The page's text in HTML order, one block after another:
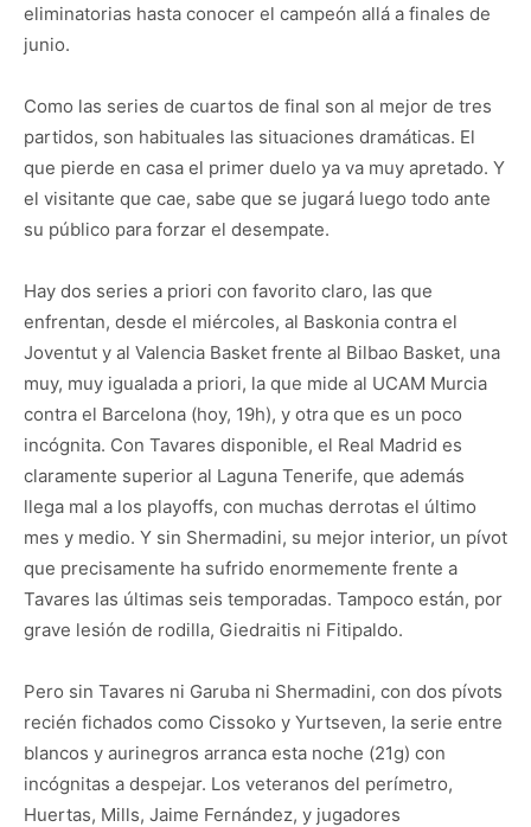
eliminatorias hasta conocer el campeón allá a finales de
junio.
Como las series de cuartos de final son al mejor de tres
partidos, son habituales las situaciones dramáticas. El
que pierde en casa el primer duelo ya va muy apretado. Y
el visitante que cae, sabe que se jugará luego todo ante
su público para forzar el desempate.
Hay dos series a priori con favorito claro, las que
enfrentan, desde el miércoles, al Baskonia contra el
Joventut y al Valencia Basket frente al Bilbao Basket, una
muy, muy igualada a priori, la que mide al UCAM Murcia
contra el Barcelona (hoy, 19h), y otra que es un poco
incógnita. Con Tavares disponible, el Real Madrid es
claramente superior al Laguna Tenerife, que además
llega mal a los playoffs, con muchas derrotas el último
mes y medio. Y sin Shermadini, su mejor interior, un pívot
que precisamente ha sufrido enormemente frente a
Tavares las últimas seis temporadas. Tampoco están, por
grave lesión de rodilla, Giedraitis ni Fitipaldo.
Pero sin Tavares ni Garuba ni Shermadini, con dos pívots
recién fichados como Cissoko y Yurtseven, la serie entre
blancos y aurinegros arranca esta noche (21g) con
incógnitas a despejar. Los veteranos del perímetro,
Huertas, Mills, Jaime Fernández, y jugadores